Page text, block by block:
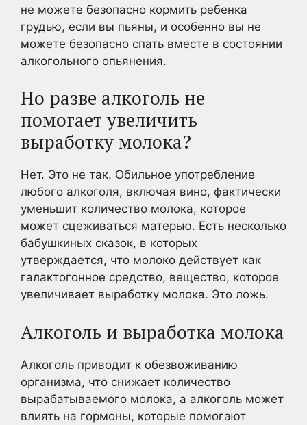
не можете безопасно кормить ребенка
грудью, если вы пьяны, и особенно вы не
можете безопасно спать вместе в состоянии
алкогольного опьянения.
Но разве алкоголь не
помогает увеличить
выработку молока?
Нет. Это не так. Обильное употребление
любого алкоголя, включая вино, фактически
уменьшит количество молока, которое
может сцеживаться матерью. Есть несколько
бабушкиных сказок, в которых
утверждается, что молоко действует как
галактогонное средство, вещество, которое
увеличивает выработку молока. Это ложь.
Алкоголь и выработка молока
Алкоголь приводит к обезвоживанию
организма, что снижает количество
вырабатываемого молока, а алкоголь может
влиять на гормоны, которые помогают